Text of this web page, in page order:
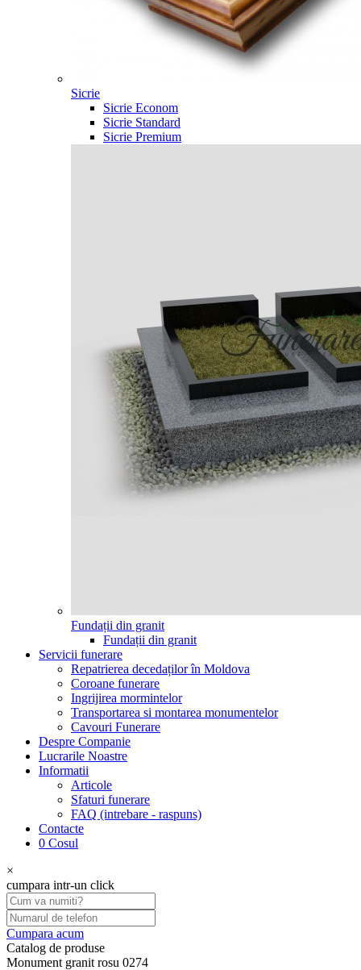
Sicrie
Sicrie Econom
Sicrie Standard
Sicrie Premium
Fundații din granit
Fundații din granit
Servicii funerare
Repatrierea decedaților în Moldova
Coroane funerare
Ingrijirea mormintelor
Transportarea si montarea monumentelor
Cavouri Funerare
Despre Companie
Lucrarile Noastre
Informatii
Articole
Sfaturi funerare
FAQ (intrebare - raspuns)
Contacte
0 Cosul
×
cumpara intr-un click
Cumpara acum
Catalog de produse
Monument granit rosu 0274